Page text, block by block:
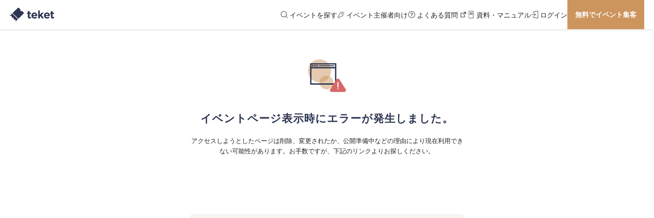
イベントを探す イベント主催者向け よくある質問 資料・マニュアル ログイン 無料でイベント集客
イベントページ表示時にエラーが発生しました。
アクセスしようとしたページは削除、変更されたか、公開準備中などの理由により現在利用でき
ない可能性があります。お手数ですが、下記のリンクよりお探しください。